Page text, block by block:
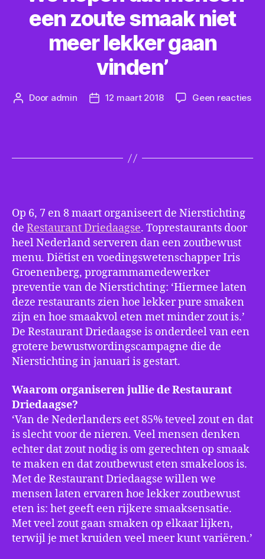
een zoute smaak niet
meer lekker gaan
vinden’
Berichtauteur
Door admin Berichtdatum
12 maart 2018 Geen reactiesop
Op 6, 7 en 8 maart organiseert de Nierstichting
de Restaurant Driedaagse. Toprestaurants door
heel Nederland serveren dan een zoutbewust
menu. Diëtist en voedingswetenschapper Iris
Groenenberg, programmamedewerker
preventie van de Nierstichting: ‘Hiermee laten
deze restaurants zien hoe lekker pure smaken
zijn en hoe smaakvol eten met minder zout is.’
De Restaurant Driedaagse is onderdeel van een
grotere bewustwordingscampagne die de
Nierstichting in januari is gestart.
Waarom organiseren jullie de Restaurant
Driedaagse?
‘Van de Nederlanders eet 85% teveel zout en dat
is slecht voor de nieren. Veel mensen denken
echter dat zout nodig is om gerechten op smaak
te maken en dat zoutbewust eten smakeloos is.
Met de Restaurant Driedaagse willen we
mensen laten ervaren hoe lekker zoutbewust
eten is: het geeft een rijkere smaaksensatie.
Met veel zout gaan smaken op elkaar lijken,
terwijl je met kruiden veel meer kunt variëren.’